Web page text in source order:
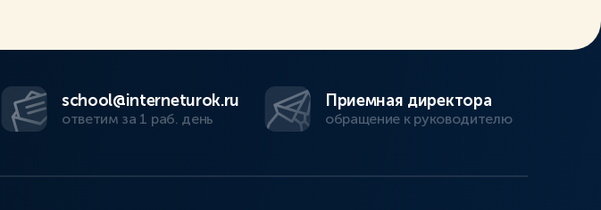
school@interneturok.ru
ответим за 1 раб. день
Приемная директора
обращение к руководителю